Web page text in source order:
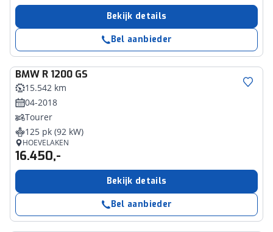
Bekijk details
Bel aanbieder
BMW R 1200 GS
15.542 km
04-2018
Tourer
125 pk (92 kW)
HOEVELAKEN
16.450,-
Bekijk details
Bel aanbieder